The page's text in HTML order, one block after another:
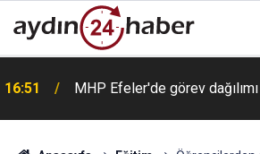
16:51 MHP Efeler'de görev